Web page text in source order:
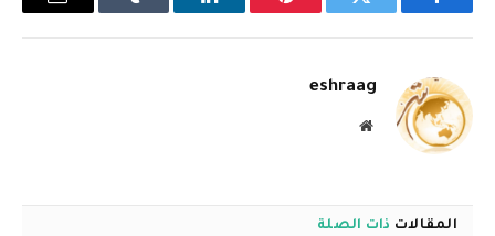
فيسبوك تويتر بينتيريستلينكدإن Tumblr
البريد
eshraag
موقع
المقالات ذات الصلة